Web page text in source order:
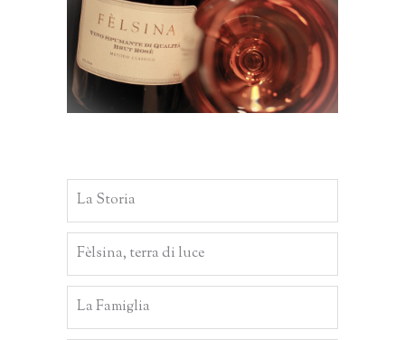
La Storia
Fèlsina, terra di luce
La Famiglia